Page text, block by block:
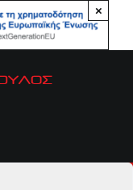
×